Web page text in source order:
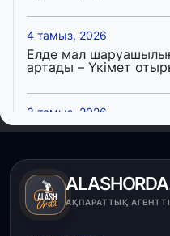
4 тамыз, 2026
Елде мал
артады – Үкімет
3 тамыз, 2026
Өңірлерде жаңа
пайдалануға берілді
3 тамыз, 2026
АҚПАРАТТЫҚ